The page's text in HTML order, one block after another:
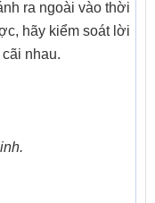
ra ngoài vào thời
hãy kiểm soát lời
nhau.